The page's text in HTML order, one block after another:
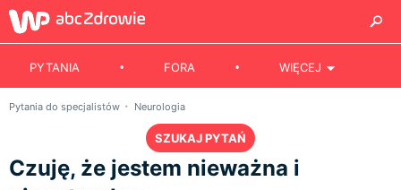
PYTANIA FORA WIĘCEJ
Pytania do specjalistów Neurologia
SZUKAJ PYTAŃ
Czuję, że jestem nieważna i